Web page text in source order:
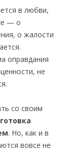
в любви,
— о
о жалости
оправдания
не
со своим
. Но, как и в
вовсе не